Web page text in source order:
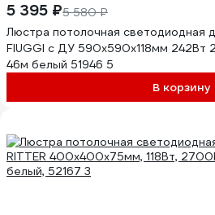
5 395 ₽5 580 ₽
Люстра потолочная светодиодная
FIUGGI с ДУ 590x590x118мм
46м белый 51946 5
В корзину